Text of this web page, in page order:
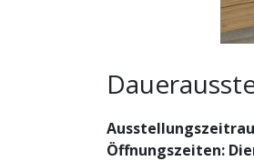
Öffnungszeiten: